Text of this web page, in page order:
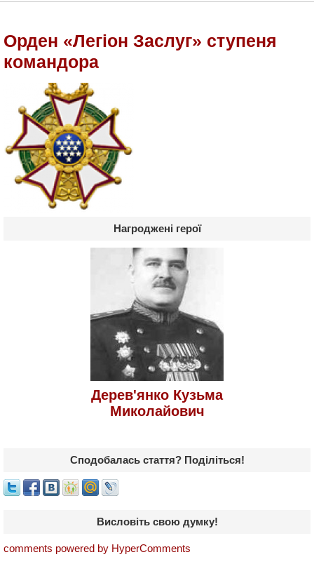
Орден «Легіон Заслуг» ступеня
командора
Нагроджені герої
Дерев'янко Кузьма
Миколайович
Сподобалась стаття? Поділіться!
Висловіть свою думку!
comments powered by HyperComments